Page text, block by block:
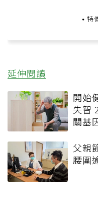
特
延伸閱讀
開始
失智
關基
父親
腰圍